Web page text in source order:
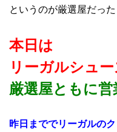
というのが厳選屋だった
本日は
リーガルシュ
厳選屋ともに営
昨日まででリーガルの